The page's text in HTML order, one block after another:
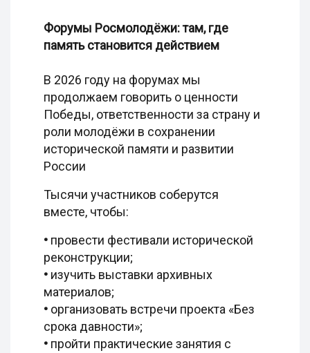
Форумы Росмолодёжи: там, где
память становится действием
В 2026 году на форумах мы
продолжаем говорить о ценности
Победы, ответственности за страну и
роли молодёжи в сохранении
исторической памяти и развитии
России
Тысячи участников соберутся
вместе, чтобы:
• провести фестивали исторической
реконструкции;
• изучить выставки архивных
материалов;
• организовать встречи проекта «Без
срока давности»;
• пройти практические занятия с